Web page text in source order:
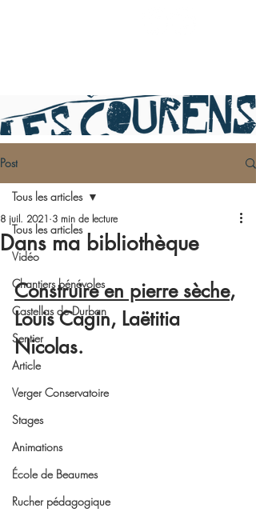
Post
Tous les articles
Vidéo
Chantiers bénévoles
Castellas de Durban
Sentier
Article
Verger Conservatoire
Stages
Animations
École de Beaumes
Rucher pédagogique
Tous les articles
Dans ma bibliothèque
8 juil. 2021 3 min de lecture
Construire en pierre sèche,
Louis Cagin, Laëtitia
Nicolas.